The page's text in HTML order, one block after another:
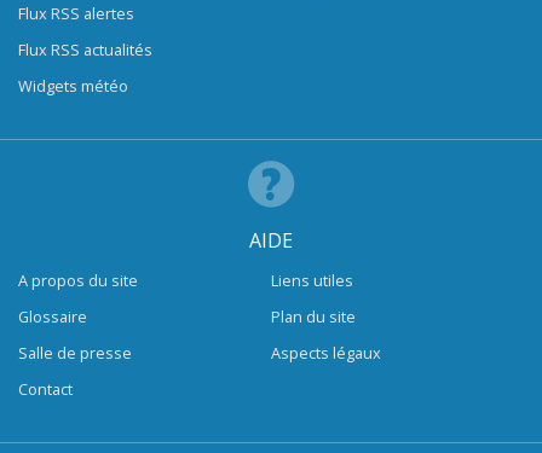
Flux RSS alertes
Flux RSS actualités
Widgets météo
AIDE
A propos du site
Glossaire
Salle de presse
Contact
Liens utiles
Plan du site
Aspects légaux